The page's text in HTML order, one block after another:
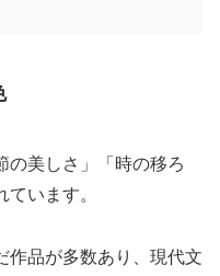
の美しさ」「時の移ろ
います。
作品が多数あり、現代文